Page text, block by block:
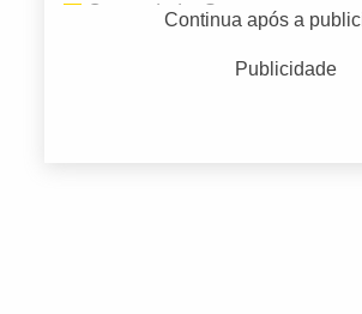
Comendador Soares(51)
Continua após a
Publicidade